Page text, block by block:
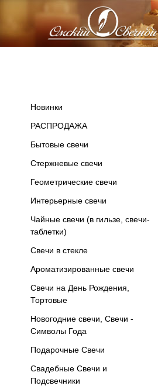
Новинки
РАСПРОДАЖА
Бытовые свечи
Стержневые свечи
Геометрические свечи
Интерьерные свечи
Чайные свечи (в гильзе, свечи-
таблетки)
Свечи в стекле
Ароматизированные свечи
Свечи на День Рождения,
Тортовые
Новогодние свечи, Свечи -
Символы Года
Подарочные Свечи
Свадебные Свечи и
Подсвечники